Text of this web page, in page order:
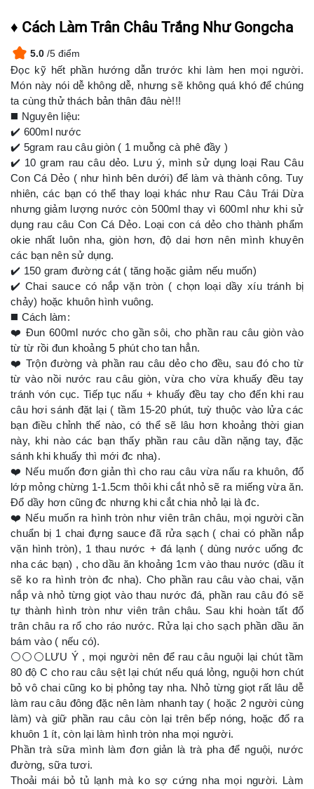
♦️ Cách Làm Trân Châu Trắng Như Gongcha
5.0 /5 điểm
Đọc kỹ hết phần hướng dẫn trước khi làm hen mọi người.
Món này nói dễ không dễ, nhưng sẽ không quá khó để chúng
ta cùng thử thách bản thân đâu nè!!!
◼️ Nguyên liệu:
✔️ 600ml nước
✔️ 5gram rau câu giòn ( 1 muỗng cà phê đầy )
✔️ 10 gram rau câu dẻo. Lưu ý, mình sử dụng loại Rau Câu
Con Cá Dẻo ( như hình bên dưới) để làm và thành công. Tuy
nhiên, các bạn có thể thay loại khác như Rau Câu Trái Dừa
nhưng giảm lượng nước còn 500ml thay vì 600ml như khi sử
dụng rau câu Con Cá Dẻo. Loại con cá dẻo cho thành phẩm
okie nhất luôn nha, giòn hơn, độ dai hơn nên mình khuyên
các bạn nên sử dụng.
✔️ 150 gram đường cát ( tăng hoặc giảm nếu muốn)
✔️ Chai sauce có nắp vặn tròn ( chọn loại dầy xíu tránh bị
chảy) hoặc khuôn hình vuông.
◼️ Cách làm:
❤️ Đun 600ml nước cho gần sôi, cho phần rau câu giòn vào
từ từ rồi đun khoảng 5 phút cho tan hẳn.
❤️ Trộn đường và phần rau câu dẻo cho đều, sau đó cho từ
từ vào nồi nước rau câu giòn, vừa cho vừa khuấy đều tay
tránh vón cục. Tiếp tục nấu + khuấy đều tay cho đến khi rau
câu hơi sánh đặt lại ( tầm 15-20 phút, tuỳ thuộc vào lửa các
bạn điều chỉnh thế nào, có thể sẽ lâu hơn khoảng thời gian
này, khi nào các bạn thấy phần rau câu dần nặng tay, đặc
sánh khi khuấy thì mới đc nha).
❤️ Nếu muốn đơn giản thì cho rau câu vừa nấu ra khuôn, đổ
lớp mỏng chừng 1-1.5cm thôi khi cắt nhỏ sẽ ra miếng vừa ăn.
Đổ dầy hơn cũng đc nhưng khi cắt chia nhỏ lại là đc.
❤️ Nếu muốn ra hình tròn như viên trân châu, mọi người cần
chuẩn bị 1 chai đựng sauce đã rửa sạch ( chai có phần nắp
vặn hình tròn), 1 thau nước + đá lạnh ( dùng nước uống đc
nha các bạn) , cho dầu ăn khoảng 1cm vào thau nước (dầu ít
sẽ ko ra hình tròn đc nha). Cho phần rau câu vào chai, vặn
nắp và nhỏ từng giọt vào thau nước đá, phần rau câu đó sẽ
tự thành hình tròn như viên trân châu. Sau khi hoàn tất đổ
trân châu ra rổ cho ráo nước. Rửa lại cho sạch phần dầu ăn
bám vào ( nếu có).
⚪⚪⚪LƯU Ý , mọi người nên để rau câu nguội lại chút tầm
80 độ C cho rau câu sệt lại chút nếu quá lỏng, nguội hơn chút
bỏ vô chai cũng ko bị phỏng tay nha. Nhỏ từng giọt rất lâu dễ
làm rau câu đông đặc nên làm nhanh tay ( hoặc 2 người cùng
làm) và giữ phần rau câu còn lại trên bếp nóng, hoặc đổ ra
khuôn 1 ít, còn lại làm hình tròn nha mọi người.
Phần trà sữa mình làm đơn giản là trà pha để nguội, nước
đường, sữa tươi.
Thoải mái bỏ tủ lạnh mà ko sợ cứng nha mọi người. Làm